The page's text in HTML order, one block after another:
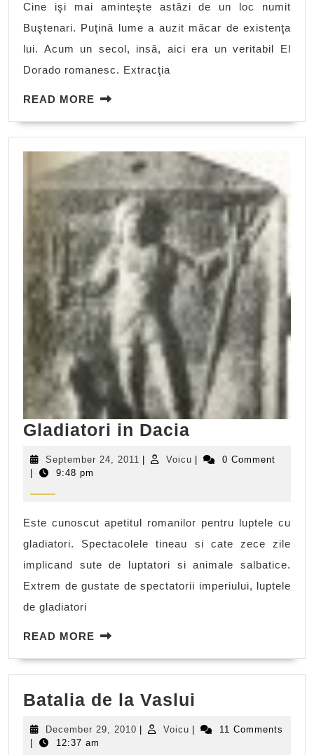
Romania
era
“regina
negru”
Cine işi mai aminteşte astăzi de un loc numit
Buştenari. Puţină lume a auzit măcar de existenţa
lui. Acum un secol, insă, aici era un veritabil El
Dorado romanesc. Extracţia
READ MORE READ
Gladiatori in Dacia
in
Dacia
September 24, 2011 September
Voicu Voicu
0 Comment
9:48 pm
Este cunoscut apetitul romanilor pentru luptele cu
gladiatori. Spectacolele tineau si cate zece zile
implicand sute de luptatori si animale salbatice.
Extrem de gustate de spectatorii imperiului, luptele
de gladiatori
READ MORE READ
Batalia de la Vaslui
de
la
December 29, 2010 December
| Voicu Voicu
|
11 Comments
|
12:37 am